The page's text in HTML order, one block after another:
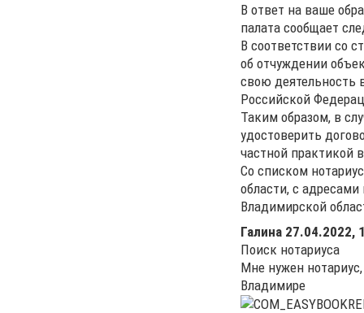
В ответ на ваше
палата сообщает
В соответствии со
об отчуждении
свою деятельность
Российской
Таким образом, в
удостоверить
частной практикой
Со списком
области, с
Владимирской
Галина 27.04.2022,
Поиск нотариуса
Мне нужен
Владимире